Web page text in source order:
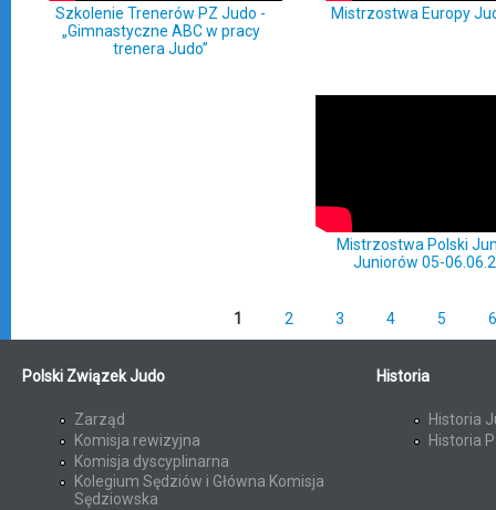
Szkolenie Trenerów PZ Judo -
„Gimnastyczne ABC w pracy
trenera Judo”
Mistrzostwa Europy
Mistrzostwa Polski
Juniorów 05-
1 2 3 4 5 6
Polski Związek Judo
Zarząd
Komisja rewizyjna
Komisja dyscyplinarna
Kolegium Sędziów i Główna Komisja
Sędziowska
Historia
Historia
Historia